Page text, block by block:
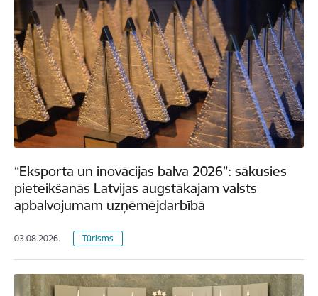
“Eksporta un inovācijas balva 2026”: sākusies
pieteikšanās Latvijas augstākajam valsts
apbalvojumam uzņēmējdarbībā
03.08.2026. Tūrisms